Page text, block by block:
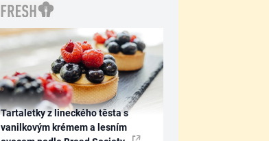
Tartaletky z lineckého těsta s
vanilkovým krémem a lesním